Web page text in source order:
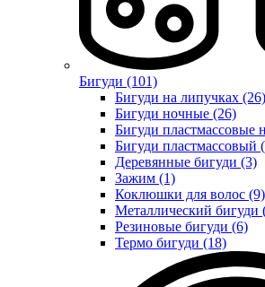
Бигуди (101)
Бигуди на липучках (26)
Бигуди ночные (26)
Бигуди пластмассовые
Бигуди пластмассовый
Деревянные бигуди (3)
Зажим (1)
Коклюшки для волос (9)
Металлический бигуди
Резиновые бигуди (6)
Термо бигуди (18)